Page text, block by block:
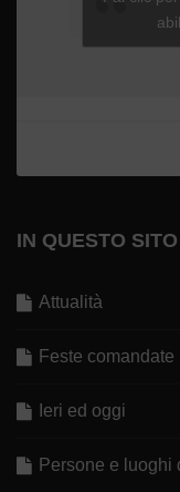
IN QUESTO SITO
Attualità
Feste comandate
Ieri ed oggi
Persone e luoghi